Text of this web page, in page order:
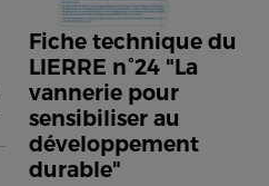
Fiche technique du
LIERRE n°24 "La
vannerie pour
sensibiliser au
développement
durable"